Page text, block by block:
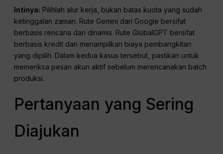
Intinya: Pilihlah alur kerja, bukan batas kuota yang sudah
ketinggalan zaman. Rute Gemini dari Google bersifat
berbasis rencana dan dinamis. Rute GlobalGPT bersifat
berbasis kredit dan menampilkan biaya pembangkitan
yang dipilih. Dalam kedua kasus tersebut, pastikan untuk
memeriksa pesan akun aktif sebelum merencanakan batch
produksi.
Pertanyaan yang Sering
Diajukan